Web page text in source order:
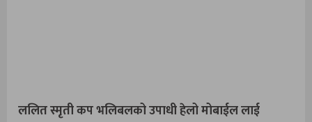
ललित स्मृती कप भलिबलको उपाधी हेलो मोबाईल लाई